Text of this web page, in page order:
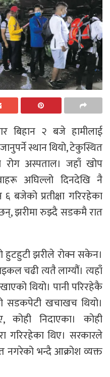
बिहान २ बजे हामीलाई
स्थान थियो, टेकुस्थित
रोग अस्पताल। जहाँ खोप
अघिल्लो दिनदेखि नै
बजेको प्रतीक्षा गरिरहेका
झरीमा रुझ्दै सडकमै रात
हुटहुटी झरीले रोक्न सकेन।
चढी त्यतै लाग्यौंं। त्यहाँ
थियो। पानी परिरहेकै
सडकपेटी खचाखच थियो।
कोही निदाएका। कोही
गरिरहेका थिए। सरकारले
नगरेको भन्दै आक्रोश व्यक्त